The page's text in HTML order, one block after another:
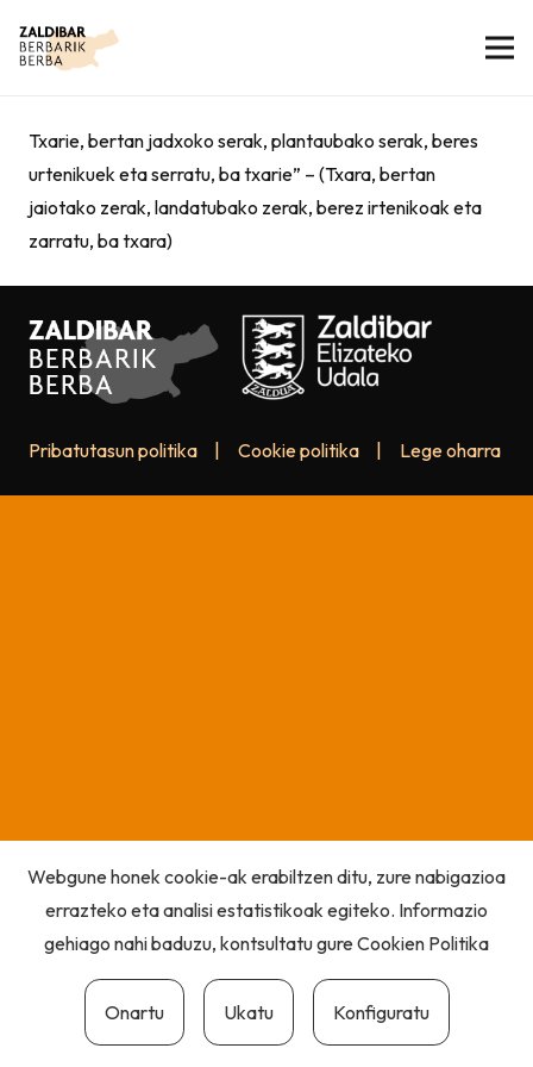
Txarie, bertan jadxoko serak, plantaubako serak, beres
urtenikuek eta serratu, ba txarie” – (Txara, bertan
jaiotako zerak, landatubako zerak, berez irtenikoak eta
zarratu, ba txara)
Pribatutasun politika Cookie politika Lege oharra
Webgune honek cookie-ak erabiltzen ditu, zure nabigazioa
errazteko eta analisi estatistikoak egiteko. Informazio
gehiago nahi baduzu, kontsultatu gureCookien Politika
Onartu Ukatu Konfiguratu